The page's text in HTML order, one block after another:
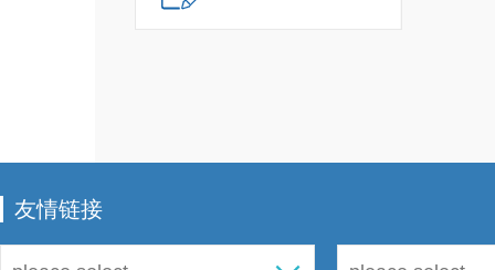
友情链接